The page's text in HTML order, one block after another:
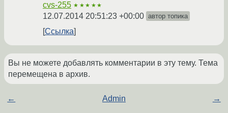
cvs-255 ★★★★★
12.07.2014 20:51:23 +00:00 автор топика
Ссылка
Вы не можете добавлять комментарии в эту тему. Тема
перемещена в архив.
← Admin →